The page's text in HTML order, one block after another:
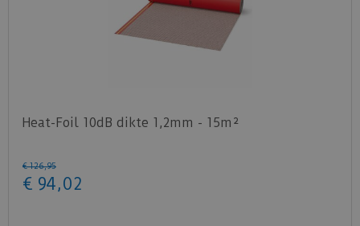
Heat-Foil 10dB dikte 1,2mm - 15m²
€ 126,95
€ 94,02